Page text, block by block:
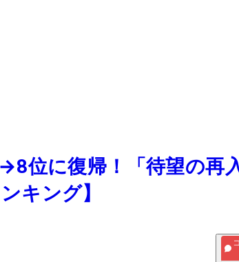
位に復帰！「待望の再
キング】